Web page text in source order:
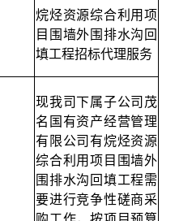
烷烃资源综合利用项
目围墙外围排水沟回
填工程招标代理服务
现我司下属子公司茂
名 国有资产经营管理
有限公司有烷烃资源
综合利用项目围墙外
围排水沟回填工程需
要进行竞争性磋商采